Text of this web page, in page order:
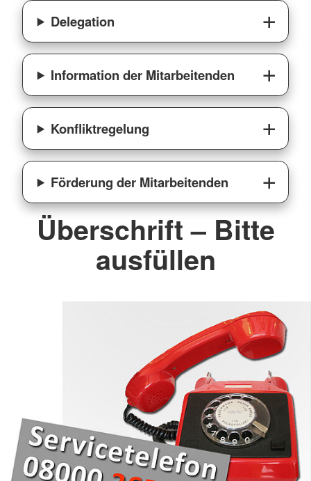
Delegation
Information der Mitarbeitenden
Konfliktregelung
Förderung der Mitarbeitenden
Überschrift – Bitte
ausfüllen